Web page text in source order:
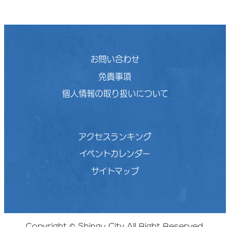
お問い合わせ
免責事項
個人情報の取り扱いについて
アクセスランキング
イベントカレンダー
サイトマップ